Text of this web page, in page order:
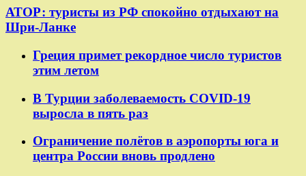
АТОР: туристы из РФ спокойно отдыхают на
Шри-Ланке
Греция примет рекордное число туристов
этим летом
В Турции заболеваемость COVID-19
выросла в пять раз
Ограничение полётов в аэропорты юга и
центра России вновь продлено